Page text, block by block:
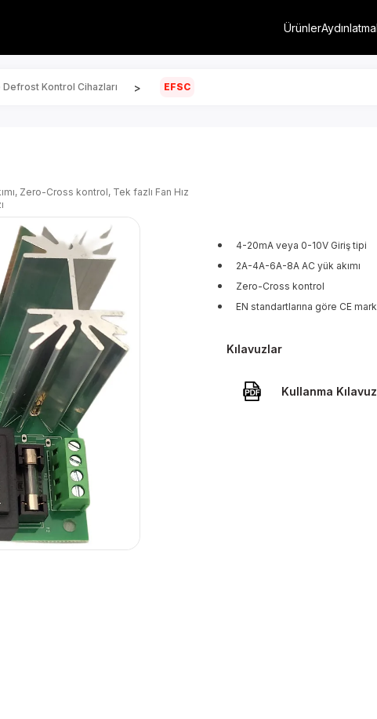
ÜrünlerAydınlatma
Kontrol Cihazları > EFSC
Zero-Cross kontrol, Tek fazlı Fan Hız
4-20mA veya 0-10V Giriş tipi
2A-4A-6A-8A AC yük akımı
Zero-Cross kontrol
EN standartlarına göre CE
Kılavuzlar
Kullanma